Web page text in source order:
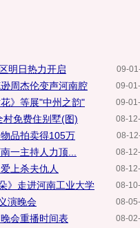
09-
明日热力开启
09-
周杰伦变声河南腔
09-
》等展"中州之韵"
08-
免费住别墅(图)
08-
品拍卖得105万
08-
一主持人力顶...
08-
上杀夫仇人
08-
》走进河南工业大学
08-
演晚会
08-
会重播时间表